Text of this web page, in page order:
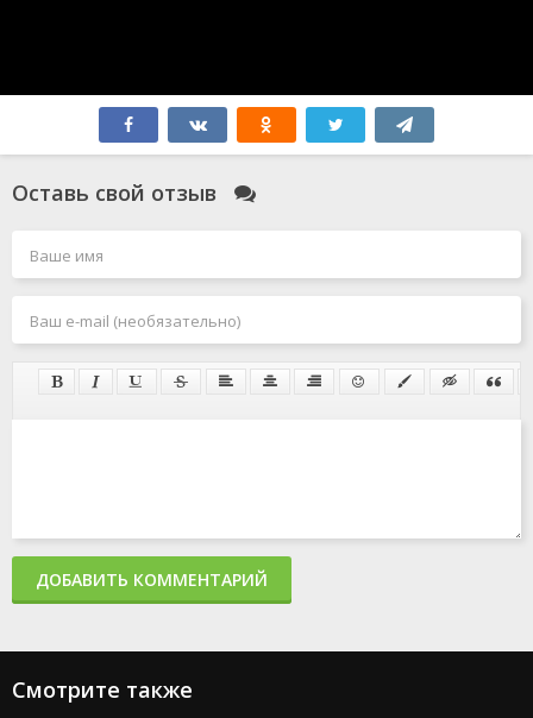
Оставь свой отзыв
ДОБАВИТЬ КОММЕНТАРИЙ
Смотрите также